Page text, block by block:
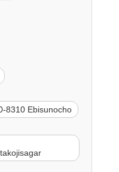
8310 Ebisunocho